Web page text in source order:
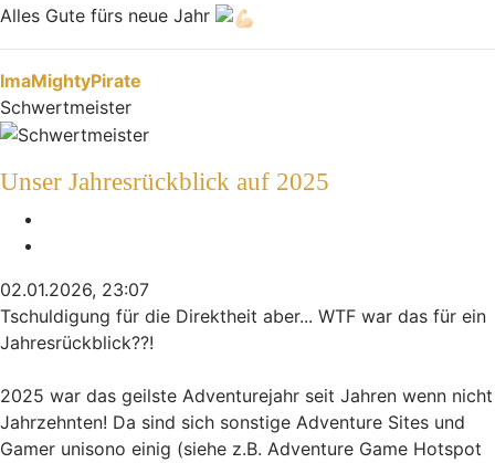
Alles Gute fürs neue Jahr
ImaMightyPirate
Schwertmeister
Unser Jahresrückblick auf 2025
02.01.2026, 23:07
Tschuldigung für die Direktheit aber... WTF war das für ein
Jahresrückblick??!
2025 war das geilste Adventurejahr seit Jahren wenn nicht
Jahrzehnten! Da sind sich sonstige Adventure Sites und
Gamer unisono einig (siehe z.B. Adventure Game Hotspot